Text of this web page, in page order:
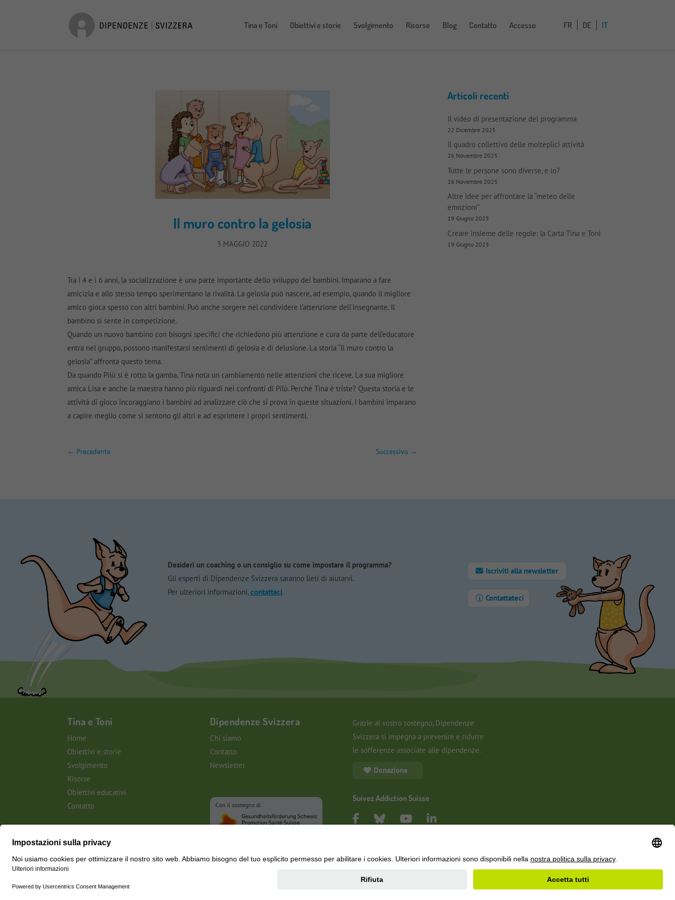
Tina e Toni Obiettivi e storie Svolgimento Risorse Blog Contatto Accesso FR DE IT
Il muro contro la gelosia
3 MAGGIO 2022
Tra i 4 e i 6 anni, la socializzazione è una parte importante dello sviluppo dei bambini. Imparano a fare
amicizia e allo stesso tempo sperimentano la rivalità. La gelosia può nascere, ad esempio, quando il migliore
amico gioca spesso con altri bambini. Può anche sorgere nel condividere l’attenzione dell’insegnante. Il
bambino si sente in competizione.
Quando un nuovo bambino con bisogni specifici che richiedono più attenzione e cura da parte dell’educatore
entra nel gruppo, possono manifestarsi sentimenti di gelosia e di delusione. La storia “Il muro contro la
gelosia” affronta questo tema.
Da quando Pilù si è rotto la gamba, Tina nota un cambiamento nelle attenzioni che riceve. La sua migliore
amica Lisa e anche la maestra hanno più riguardi nei confronti di Pilù. Perché Tina è triste? Questa storia e le
attività di gioco incoraggiano i bambini ad analizzare ciò che si prova in queste situazioni. I bambini imparano
a capire meglio come si sentono gli altri e ad esprimere i propri sentimenti.
← Precedente Successivo →
Articoli recenti
Il video di presentazione del programma
22 Dicembre 2025
Il quadro collettivo delle molteplici attività
26 Novembre 2025
Tutte le persone sono diverse, e io?
26 Novembre 2025
Altre idee per affrontare la “meteo delle
emozioni”
19 Giugno 2025
Creare insieme delle regole: la Carta Tina e Toni
19 Giugno 2025
Desideri un coaching o un consiglio su come impostare il programma?
Gli esperti di Dipendenze Svizzera saranno lieti di aiutarvi.
Per ulteriori informazioni,contattaci.
Iscriviti alla newsletter
Contattateci
Tina e Toni
Home
Obiettivi e storie
Svolgimento
Risorse
Obiettivi educativi
Contatto
Dipendenze Svizzera
Chi siamo
Contatto
Newsletter
Con il sostegno di
Grazie al vostro sostegno, Dipendenze
Svizzera si impegna a prevenire e ridurre
le sofferenze associate alle dipendenze.
Donazione
Suivez Addiction Suisse
|Protezione dei dati personali Copyright © 2025 Dipendenze Svizzera